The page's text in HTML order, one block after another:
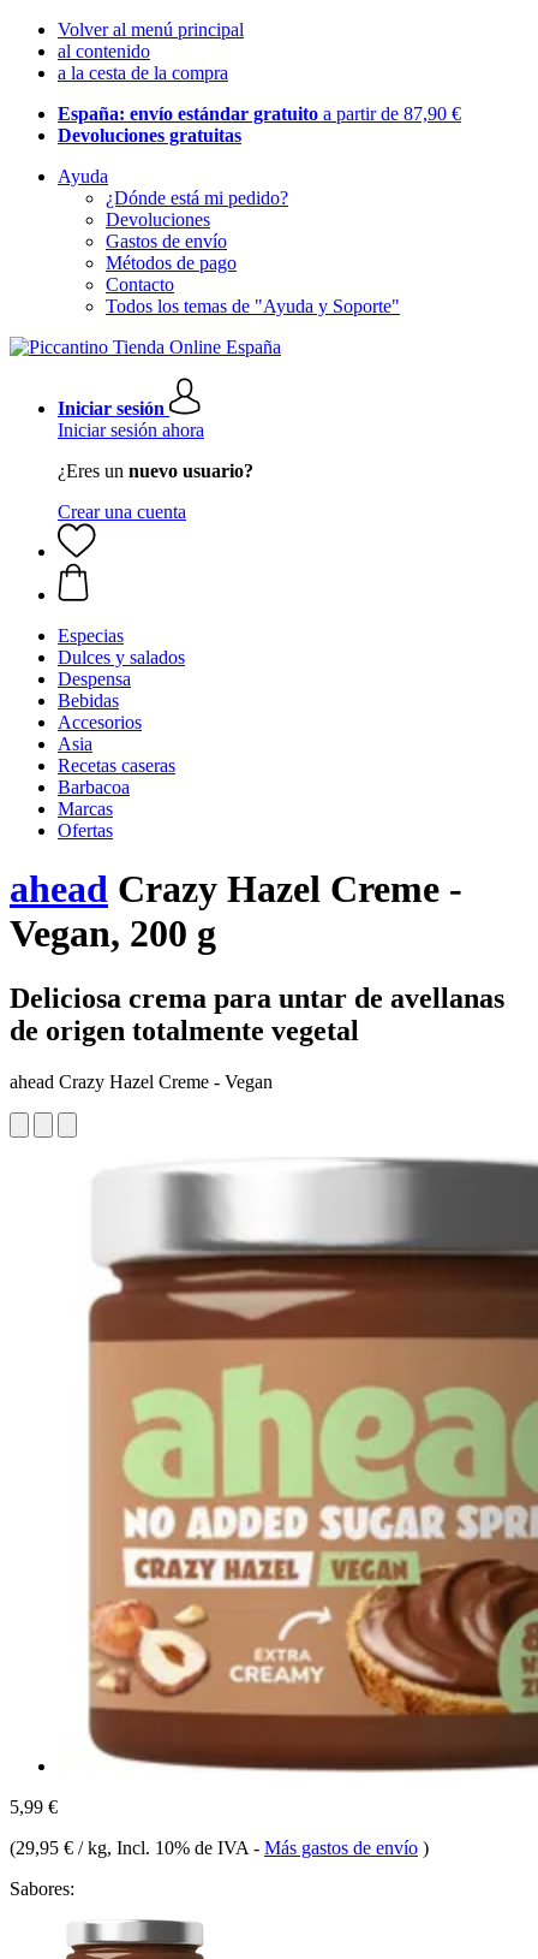
Volver al menú principal
al contenido
a la cesta de la compra
España: envío estándar gratuito a partir de 87,90 €
Devoluciones gratuitas
Ayuda
¿Dónde está mi pedido?
Devoluciones
Gastos de envío
Métodos de pago
Contacto
Todos los temas de "Ayuda y Soporte"
Iniciar sesión
Iniciar sesión ahora
¿Eres un nuevo usuario?
Crear una cuenta
Especias
Dulces y salados
Despensa
Bebidas
Accesorios
Asia
Recetas caseras
Barbacoa
Marcas
Ofertas
ahead Crazy Hazel Creme -
Vegan, 200 g
Deliciosa crema para untar de avellanas
de origen totalmente vegetal
ahead Crazy Hazel Creme - Vegan
5,99 €
(29,95 € / kg, Incl. 10% de IVA - Más gastos de envío )
Sabores: